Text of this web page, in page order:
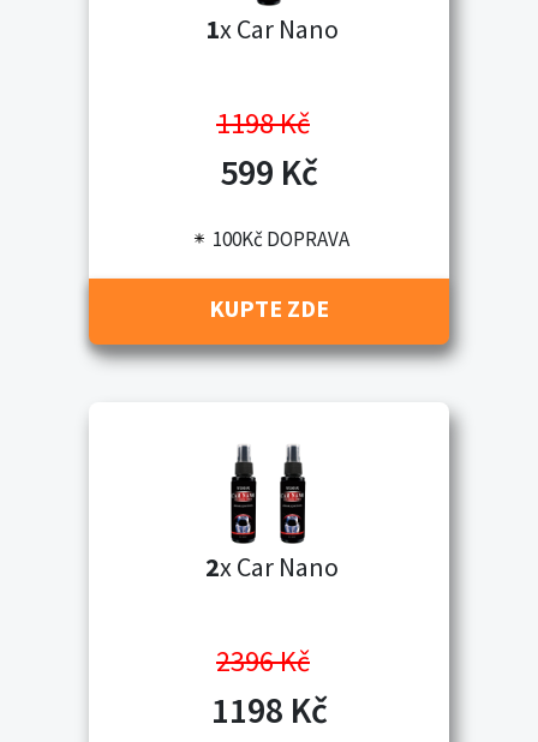
1x Car Nano
1198 Kč
599 Kč
100Kč DOPRAVA
KUPTE ZDE
2x Car Nano
2396 Kč
1198 Kč